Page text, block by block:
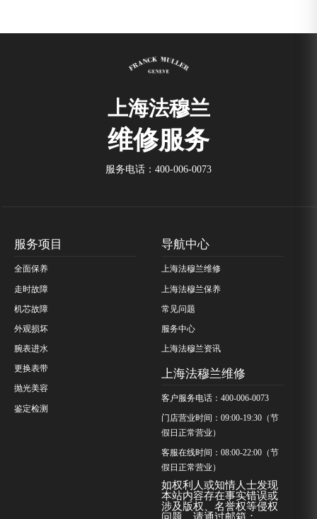
上海法穆兰
维修服务
服务电话： 400-006-0073
服务项目
全面保养
走时故障
机芯故障
外观损坏
腕表进水
更换表带
抛光美容
鉴定检测
导航中心
上海法穆兰维修
上海法穆兰保养
常见问题
服务中心
上海法穆兰资讯
上海法穆兰维修
客户服务电话：400-006-0073
门店营业时间：09:00-19:30（节
假日正常营业）
客服在线时间：08:00-22:00（节
假日正常营业）
如权利人或知情人士发现
本站内容存在事实错误或
涉及版权、名誉权等侵权